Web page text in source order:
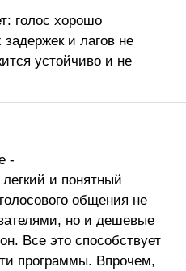
голос хорошо
задержек и лагов не
устойчиво и не
-
и понятный
общения не
но и дешевые
Все это способствует
программы. Впрочем,